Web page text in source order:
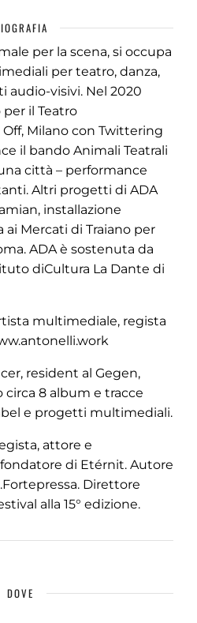
per la scena, si occupa
per teatro, danza,
audio-visivi. Nel 2020
il Teatro
Milano con Twittering
il bando Animali Teatrali
città – performance
Altri progetti di ADA
installazione
Mercati di Traiano per
ADA è sostenuta da
diCultura La Dante di
multimediale, regista
resident al Gegen,
circa 8 album e tracce
e progetti multimediali.
attore e
di Etérnit. Autore
Direttore
alla 15° edizione.
DOVE